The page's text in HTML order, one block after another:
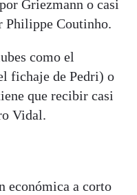
por Griezmann o casi
Philippe Coutinho.
como el
fichaje de Pedri) o
que recibir casi
Vidal.
económica a corto